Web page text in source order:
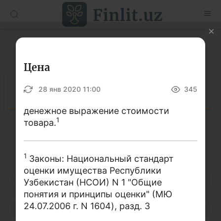
Рус
Статьи
Учебные материалы
Книги по финансовой грамотности
Проекты
Интерактивные услуги
Глоссарий
А Б В Г Д
Ж З И Й К
Цена
28 янв 2020 11:00 345
денежное выражение стоимости
товара.1
1 Законы: Национальный стандарт
оценки имущества Республики
Узбекистан (НСОИ) N 1 "Общие
понятия и принципы оценки" (МЮ
24.07.2006 г. N 1604), разд. 3